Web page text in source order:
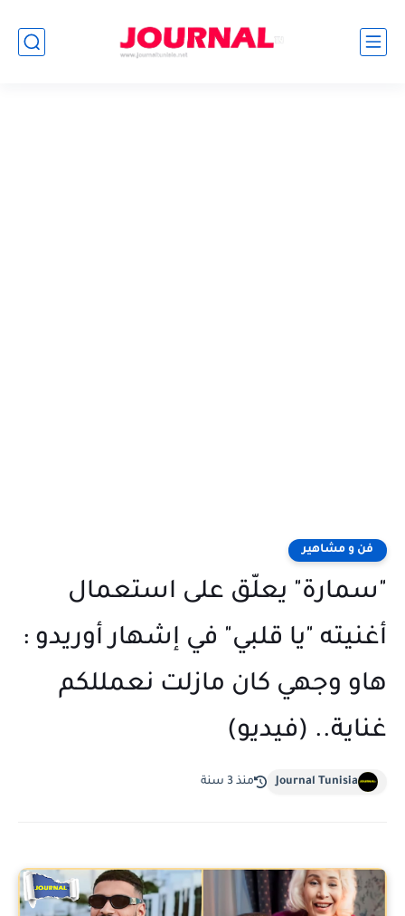
فن و مشاهير
"سمارة" يعلّق على استعمال
أغنيته "يا قلبي" في إشهار أوريدو :
هاو وجهي كان مازلت نعمللكم
غناية.. (فيديو)
Journal Tunisia منذ 3 سنة